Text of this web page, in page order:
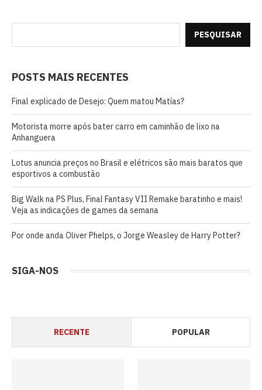
PESQUISAR
POSTS MAIS RECENTES
Final explicado de Desejo: Quem matou Matías?
Motorista morre após bater carro em caminhão de lixo na
Anhanguera
Lotus anuncia preços no Brasil e elétricos são mais baratos que
esportivos a combustão
Big Walk na PS Plus, Final Fantasy VII Remake baratinho e mais!
Veja as indicações de games da semana
Por onde anda Oliver Phelps, o Jorge Weasley de Harry Potter?
SIGA-NOS
RECENTE POPULAR